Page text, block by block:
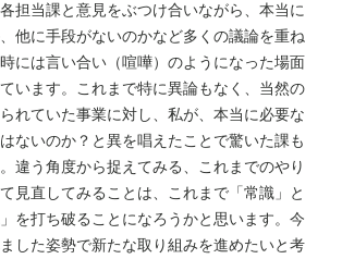
担当課と意見をぶつけ合いながら、本当に
他に手段がないのかなど多くの議論を重ね
には言い合い（喧嘩）のようになった場面
います。これまで特に異論もなく、当然の
れていた事業に対し、私が、本当に必要な
ないのか？と異を唱えたことで驚いた課も
違う角度から捉えてみる、これまでのやり
見直してみることは、これまで「常識」と
を打ち破ることになろうかと思います。今
した姿勢で新たな取り組みを進めたいと考